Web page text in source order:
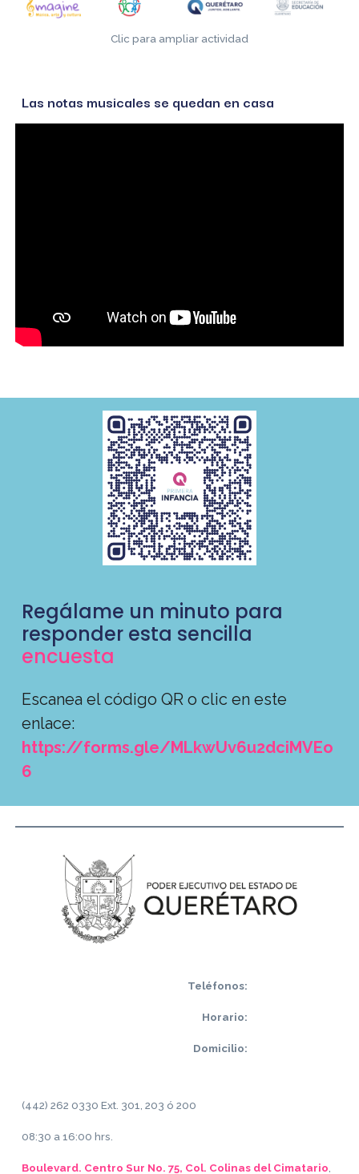
Clic para ampliar actividad
Las notas musicales se quedan en casa
Regálame un minuto para
responder esta sencilla
encuesta
Escanea el código QR o clic en este
enlace:
https://forms.gle/MLkwUv6u2dciMVEo
6
Teléfonos:
Horario:
Domicilio:
(442) 262 0330 Ext. 301, 203 ó 200
08:30 a 16:00 hrs.
Boulevard. Centro Sur No. 75, Col. Colinas del Cimatario